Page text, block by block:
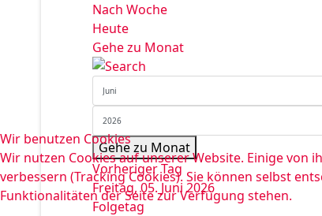
Nach Woche
Heute
Gehe zu Monat
Gehe zu Monat
Vorheriger Tag
Freitag, 05. Juni 2026
Folgetag
Wir benutzen Cookies
Wir nutzen Cookies auf unserer Website. Einige von
verbessern (Tracking Cookies). Sie können selbst
Funktionalitäten der Seite zur Verfügung stehen.